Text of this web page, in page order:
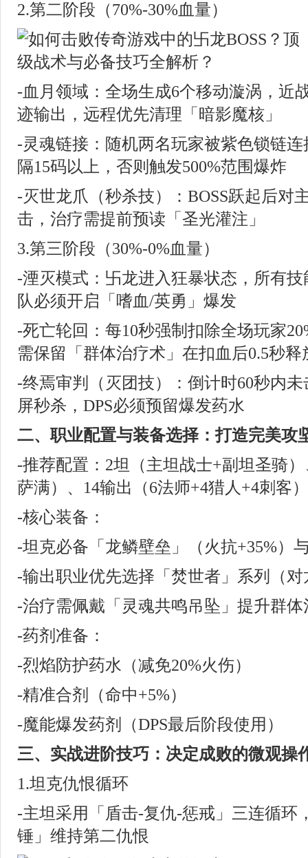
2.第二阶段（70%-30%血量）
-血月领域：全场生成6个移动漩涡，近
迹输出，远程优先清理「暗影魔核」
-灵魂链接：随机两名玩家被紫色锁链
隔15码以上，否则触发500%范围爆炸
-灭世龙爪（秒杀技）：BOSS跃起后对
击，治疗需提前预读「圣光灌注」
3.第三阶段（30%-0%血量）
-湮灭模式：卐龙进入狂暴状态，所有
队必须开启「嗜血/英勇」爆发
-死亡轮回：每10秒强制扣除全场玩家
需保留「群体治疗术」在扣血后0.5秒释
-终焉审判（灭团技）：倒计时60秒内未
屏秒杀，DPS必须预留爆发药水
二、职业配置与装备选择：打造完美攻
-推荐配置：2坦（主坦战士+副坦圣骑
萨满）、14输出（6法师+4猎人+4刺客）
-核心装备：
-坦克必备「龙鳞壁垒」（火抗+35%）
-输出职业优先选择「焚世者」系列（对
-治疗需佩戴「灵魂共鸣吊坠」提升群体
-药剂准备：
-烈焰防护药水（减免20%火伤）
-精准合剂（命中+5%）
-魔能爆发药剂（DPS最后阶段使用）
三、实战进阶技巧：决定成败的微观操
1.坦克仇恨循环
-主坦采用「盾击-复仇-惩戒」三连循环
锤」维持第二仇恨